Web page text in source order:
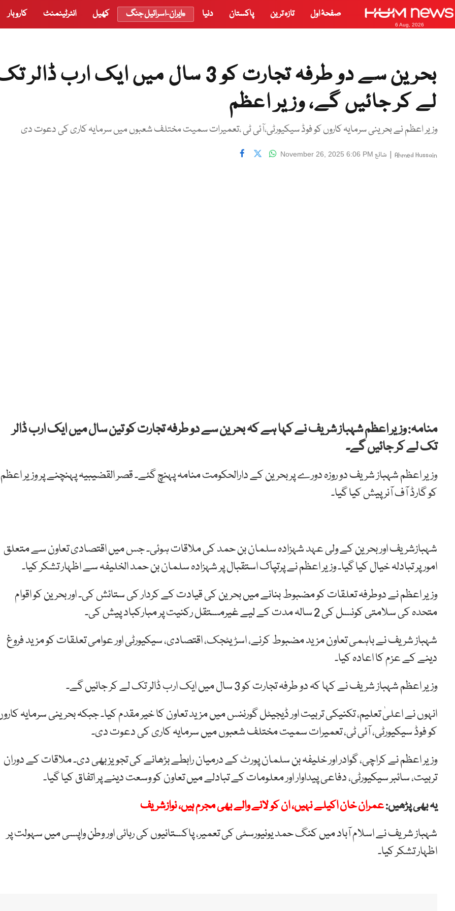
6 Aug, 2026
صفحۂ اول تازہ ترین پاکستان دنیا ایران-اسرائیل جنگ کھیل انٹرٹینمنٹ کاروبار
بحرین سے دو طرفہ تجارت کو 3 سال میں ایک ارب ڈالر
لے کر جائیں گے، وزیر اعظم
وزیر اعظم نے بحرینی سرمایہ کاروں کو فوڈ سیکیورٹی،آئی ٹی ،تعمیرات سمیت مختلف شعبوں میں سرمایہ کاری کی دعوت دی
Ahmed Hussain
| شائع November 26, 2025 6:06 PM
منامہ: وزیر اعظم شہباز شریف نے کہا ہے کہ بحرین سے دو طرفہ تجارت کو تین سال میں ایک ارب ڈالر
تک لے کر جائیں گے۔
وزیر اعظم شہباز شریف دو روزہ دورے پر بحرین کے دارالحکومت منامہ پہنچ گئے۔ قصر القضیبیہ پہنچنے پر وزیر اعظم
کو گارڈ آف آنر پیش کیا گیا۔
شہبازشریف اور بحرین کے ولی عہد شہزادہ سلمان بن حمد کی ملاقات ہوئی۔ جس میں اقتصادی تعاون سے متعلق
امور پر تبادلہ خیال کیا گیا۔ وزیر اعظم نے پرتپاک استقبال پر شہزادہ سلمان بن حمد الخلیفہ سے اظہار تشکر کیا۔
وزیر اعظم نے دوطرفہ تعلقات کو مضبوط بنانے میں بحرین کی قیادت کے کردار کی ستائش کی۔ اور بحرین کو اقوام
متحدہ کی سلامتی کونسل کی 2 سالہ مدت کے لیے غیرمستقل رکنیت پر مبارکباد پیش کی۔
شہباز شریف نے باہمی تعاون مزید مضبوط کرنے، اسڑیٹجک، اقتصادی، سیکیورٹی اور عوامی تعلقات کو مزید فروغ
دینے کے عزم کا اعادہ کیا۔
وزیر اعظم شہباز شریف نے کہا کہ دو طرفہ تجارت کو 3 سال میں ایک ارب ڈالر تک لے کر جائیں گے۔
انہوں نے اعلیٰ تعلیم، تکنیکی تربیت اور ڈیجیٹل گورننس میں مزید تعاون کا خیر مقدم کیا۔ جبکہ بحرینی سرمایہ
کو فوڈ سیکیورٹی، آئی ٹی، تعمیرات سمیت مختلف شعبوں میں سرمایہ کاری کی دعوت دی۔
وزیر اعظم نے کراچی، گوادر اور خلیفہ بن سلمان پورٹ کے درمیان رابطے بڑھانے کی تجویز بھی دی۔ ملاقات کے دوران
تربیت، سائبر سیکیورٹی، دفاعی پیداوار اور معلومات کے تبادلے میں تعاون کو وسعت دینے پر اتفاق کیا گیا۔
یہ بھی پڑھیں:عمران خان اکیلے نہیں، ان کو لانے والے بھی مجرم ہیں، نوازشریف
شہباز شریف نے اسلام آباد میں کنگ حمد یونیورسٹی کی تعمیر، پاکستانیوں کی رہائی اور وطن واپسی میں سہولت پر
اظہار تشکر کیا۔